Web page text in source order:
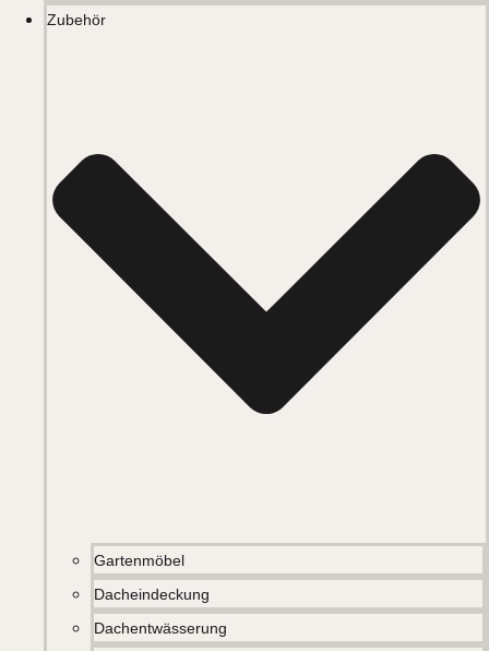
Zubehör
Gartenmöbel
Dacheindeckung
Dachentwässerung